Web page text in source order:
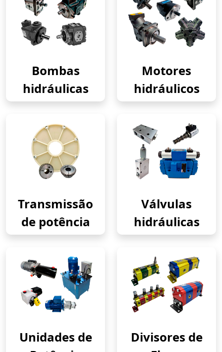
Bombas
hidráulicas
Motores
hidráulicos
Transmissão
de potência
Válvulas
hidráulicas
Unidades de
Divisores de